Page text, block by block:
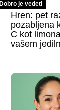
Dobro je vedeti
Hren: pet
pozabljena
C kot
vašem